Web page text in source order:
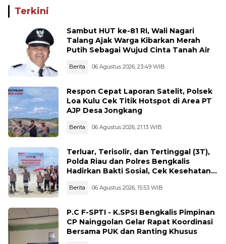
Candipuro Terungkap
Terkini
Sambut HUT ke-81 RI, Wali Nagari
Talang Ajak Warga Kibarkan Merah
Putih Sebagai Wujud Cinta Tanah Air
Berita 06 Agustus 2026, 23:49 WIB
Respon Cepat Laporan Satelit, Polsek
Loa Kulu Cek Titik Hotspot di Area PT
AJP Desa Jongkang
Berita 06 Agustus 2026, 21:13 WIB
Terluar, Terisolir, dan Tertinggal (3T),
Polda Riau dan Polres Bengkalis
Hadirkan Bakti Sosial, Cek Kesehatan
Rupat
Berita 06 Agustus 2026, 15:53 WIB
P.C F-SPTI - K.SPSI Bengkalis Pimpinan
CP Nainggolan Gelar Rapat Koordinasi
Bersama PUK dan Ranting Khusus